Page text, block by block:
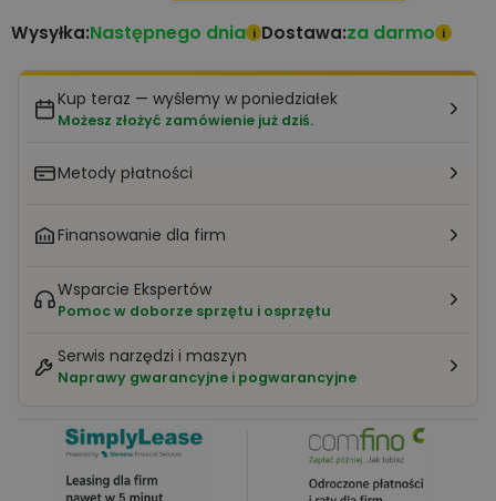
Wysyłka:Następnego dnia i Dostawa:za darmo i
Kup teraz — wyślemy w poniedziałek
Możesz złożyć zamówienie już dziś.
Metody płatności
Finansowanie dla firm
Wsparcie Ekspertów
Pomoc w doborze sprzętu i osprzętu
Serwis narzędzi i maszyn
Naprawy gwarancyjne i pogwarancyjne